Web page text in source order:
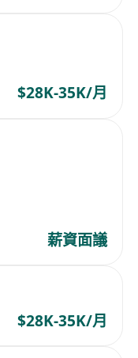
$28K-35K/月
薪資面議
$28K-35K/月